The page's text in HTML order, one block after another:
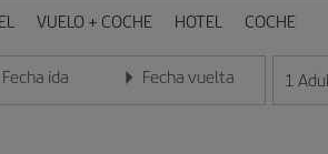
VUELO + COCHE HOTEL COCHE
Fecha ida
la fecha en formato día/mes/año
Fecha vuelta
Introduce la fecha en formato
1